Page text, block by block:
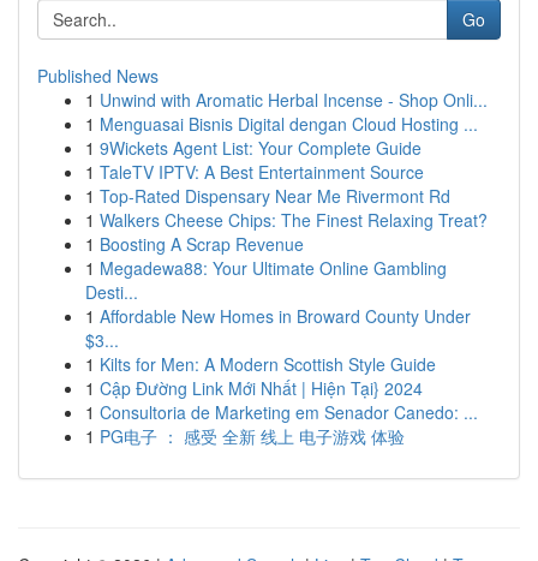
Go
Published News
1 Unwind with Aromatic Herbal Incense - Shop Onli...
1 Menguasai Bisnis Digital dengan Cloud Hosting ...
1 9Wickets Agent List: Your Complete Guide
1 TaleTV IPTV: A Best Entertainment Source
1 Top-Rated Dispensary Near Me Rivermont Rd
1 Walkers Cheese Chips: The Finest Relaxing Treat?
1 Boosting A Scrap Revenue
1 Megadewa88: Your Ultimate Online Gambling
Desti...
1 Affordable New Homes in Broward County Under
$3...
1 Kilts for Men: A Modern Scottish Style Guide
1 Cập Đường Link Mới Nhất | Hiện Tại} 2024
1 Consultoria de Marketing em Senador Canedo: ...
1 PG电子 ： 感受 全新 线上 电子游戏 体验